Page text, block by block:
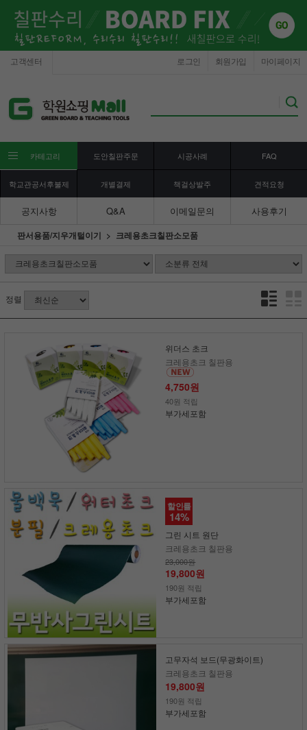
고객센터 마이페이지
회원가입
로그인
카테고리 도안칠판주문 시공사례 FAQ
학교관공서후불제 개별결제 책걸상발주 견적요청
공지사항 Q&A 이메일문의 사용후기
판서용품/지우개털이기 크레용초크칠판소모품
정렬
위더스 초크
크레용초크 칠판용
4,750원
40원 적립
부가세포함
할인률
14%
그린 시트 원단
크레용초크 칠판용
23,000원
19,800원
190원 적립
부가세포함
고무자석 보드(무광화이트)
크레용초크 칠판용
19,800원
190원 적립
부가세포함